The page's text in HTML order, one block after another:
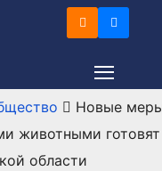
Новые
животными
области